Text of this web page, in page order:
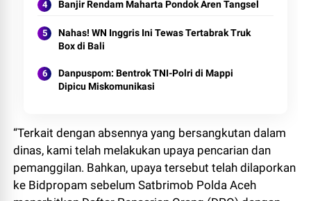
Banjir Rendam Maharta Pondok Aren Tangsel
Nahas! WN Inggris Ini Tewas Tertabrak Truk
Box di Bali
Danpuspom: Bentrok TNI-Polri di Mappi
Dipicu Miskomunikasi
“Terkait dengan absennya yang bersangkutan dalam
dinas, kami telah melakukan upaya pencarian dan
pemanggilan. Bahkan, upaya tersebut telah dilaporkan
ke Bidpropam sebelum Satbrimob Polda Aceh